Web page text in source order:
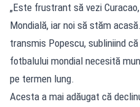
„Este frustrant să vezi
Mondială, iar noi să stăm
transmis Popescu, subliniind
fotbalului mondial necesită
pe termen lung.
Acesta a mai adăugat că